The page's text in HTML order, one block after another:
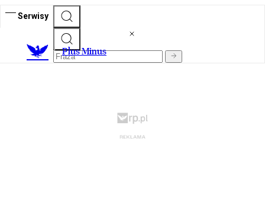
Serwisy
Plus Minus